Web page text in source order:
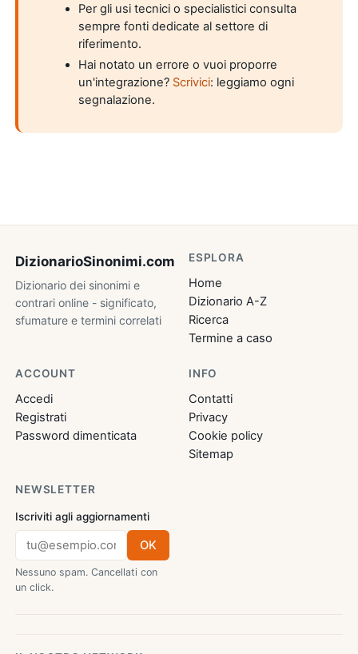
Per gli usi tecnici o specialistici consulta
sempre fonti dedicate al settore di
riferimento.
Hai notato un errore o vuoi proporre
un'integrazione? Scrivici: leggiamo ogni
segnalazione.
DizionarioSinonimi.com
Dizionario dei sinonimi e
contrari online - significato,
sfumature e termini correlati
ESPLORA
Home
Dizionario A-Z
Ricerca
Termine a caso
ACCOUNT
Accedi
Registrati
Password dimenticata
INFO
Contatti
Privacy
Cookie policy
Sitemap
NEWSLETTER
Iscriviti agli aggiornamenti
OK
Nessuno spam. Cancellati con
un click.